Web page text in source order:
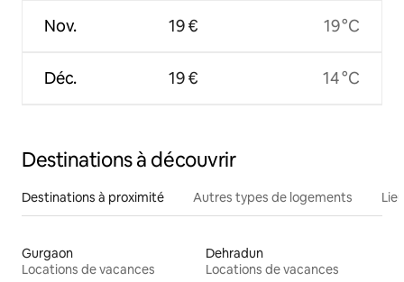
Nov.
Déc.
19 €
19 €
19 °C
14 °C
Destinations à découvrir
Destinations à proximité Autres types de logements
Gurgaon
Locations de vacances
Dehradun
Locations de vacances